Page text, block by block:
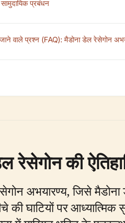
प्रबंधन
वाले प्रश्न (FAQ): मैडोना डेल रेसेगोन
रेसेगोन की
अभयारण्य, जिसे मैडोना
की घाटियों पर